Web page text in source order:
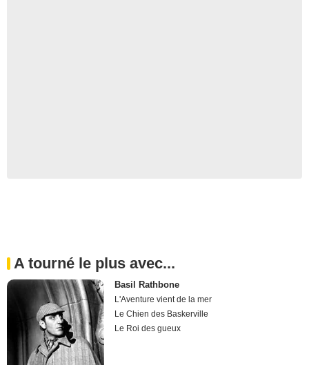
A tourné le plus avec...
Basil Rathbone
L'Aventure vient de la mer
Le Chien des Baskerville
Le Roi des gueux